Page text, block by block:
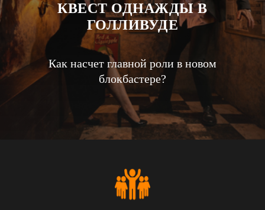
КВЕСТ ОДНАЖДЫ В
ГОЛЛИВУДЕ
Как насчет главной роли в новом
блокбастере?